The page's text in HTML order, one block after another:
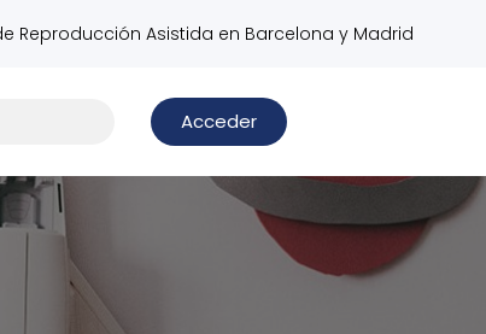
Reproducción Asistida en Barcelona y Madrid
Acceder